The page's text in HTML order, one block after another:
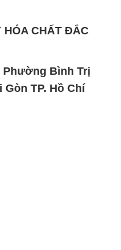
HÓA CHẤT ĐẮC
Phường Bình Trị
TP. Hồ Chí